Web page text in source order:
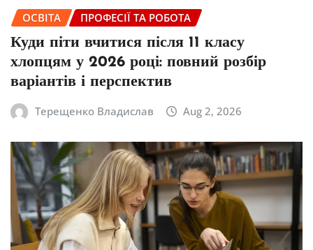
ОСВІТА ПРОФЕСІЇ ТА РОБОТА
Куди піти вчитися після 11 класу
хлопцям у 2026 році: повний розбір
варіантів і перспектив
Терещенко Владислав Aug 2, 2026